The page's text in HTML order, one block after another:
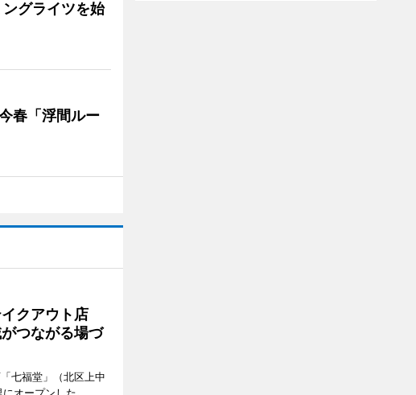
ングライツを始
春「浮間ルー
イクアウト店
つながる場づ
七福堂」（北区上中
オープンした。